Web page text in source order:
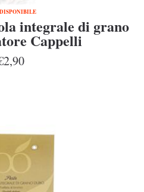
integrale di grano
Cappelli